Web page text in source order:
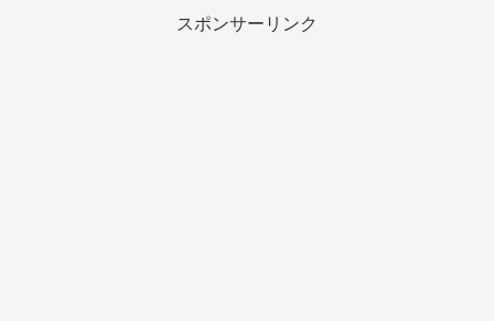
スポンサーリンク